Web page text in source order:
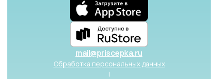
mail@priscepka.ru
Обработка персональных данных
|